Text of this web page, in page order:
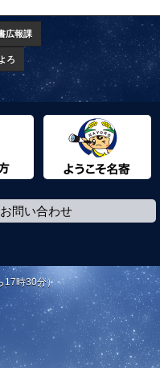
広報課
ろ
お問い合わせ
17時30分）